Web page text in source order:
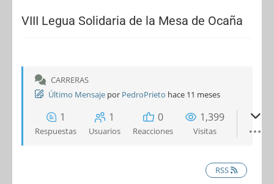
VIII Legua Solidaria de la Mesa de Ocaña
CARRERAS
Último Mensaje por PedroPrieto hace 11 meses
1
Respuestas
1
Usuarios
0
Reacciones
1,399
Visitas
RSS